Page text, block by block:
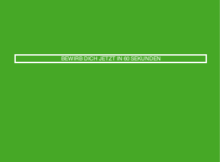
BEWIRB DICH JETZT IN 60 SEKUNDEN